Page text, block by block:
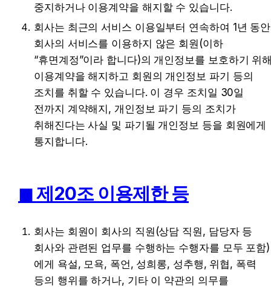
중지하거나 이용계약을 해지할 수 있습니다.
회사는 최근의 서비스 이용일부터 연속하여 1년 동안
회사의 서비스를 이용하지 않은 회원(이하
“휴면계정”이라 합니다)의 개인정보를 보호하기 위
이용계약을 해지하고 회원의 개인정보 파기 등의
조치를 취할 수 있습니다. 이 경우 조치일 30일
전까지 계약해지, 개인정보 파기 등의 조치가
취해진다는 사실 및 파기될 개인정보 등을 회원에게
통지합니다.
◼︎ 제20조 이용제한 등
회사는 회원이 회사의 직원(상담 직원, 담당자 등
회사와 관련된 업무를 수행하는 수행자를 모두 포함)
에게 욕설, 모욕, 폭언, 성희롱, 성추행, 위협, 폭력
등의 행위를 하거나, 기타 이 약관의 의무를